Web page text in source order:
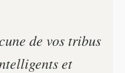
de vos tribus
et